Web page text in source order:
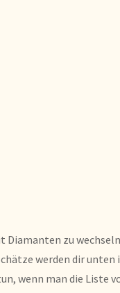
zu
werden dir unten
wenn man die Liste